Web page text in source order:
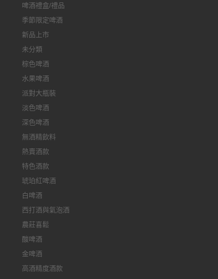
啤酒禮盒/禮品
季節限定啤酒
新品上市
未分類
棕色啤酒
水果啤酒
派對大瓶裝
淡色啤酒
深色啤酒
無酒精飲料
熱賣酒款
特色酒款
琥珀紅啤酒
白啤酒
西打酒與氣泡酒
農莊喜鬆
酸啤酒
金啤酒
高酒精度酒款